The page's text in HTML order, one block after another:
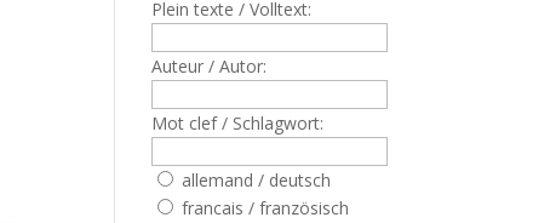
Plein texte / Volltext:
Auteur / Autor:
Mot clef / Schlagwort:
allemand / deutsch
francais / französisch